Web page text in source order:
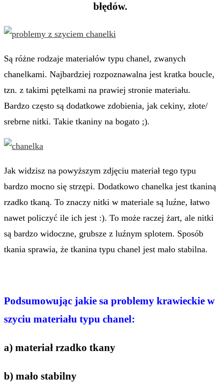
błędów.
Są różne rodzaje materiałów typu chanel, zwanych
chanelkami. Najbardziej rozpoznawalna jest kratka boucle,
tzn. z takimi pętelkami na prawiej stronie materiału.
Bardzo często są dodatkowe zdobienia, jak cekiny, złote/
srebrne nitki. Takie tkaniny na bogato ;).
Jak widzisz na powyższym zdjęciu materiał tego typu
bardzo mocno się strzępi. Dodatkowo chanelka jest tkaniną
rzadko tkaną. To znaczy nitki w materiale są luźne, łatwo
nawet policzyć ile ich jest :). To może raczej żart, ale nitki
są bardzo widoczne, grubsze z luźnym splotem. Sposób
tkania sprawia, że tkanina typu chanel jest mało stabilna.
Podsumowując jakie sa problemy krawieckie w
szyciu materiału typu chanel:
a) materiał rzadko tkany
b) mało stabilny